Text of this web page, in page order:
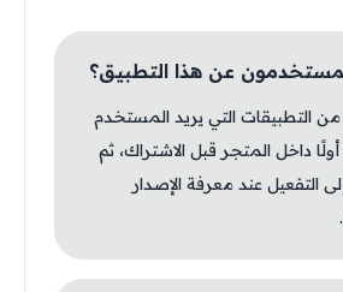
عن هذا التطبيق؟
لأن Mecha Fire من التطبيقات التي يريد المستخدم
داخل المتجر قبل الاشتراك، ثم
التفعيل عند معرفة الإصدار